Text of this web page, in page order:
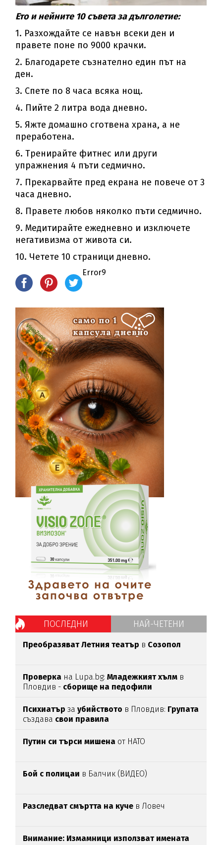
Ето и нейните 10 съвета за дълголетие:
1. Разхождайте се навън всеки ден и
правете поне по 9000 крачки.
2. Благодарете съзнателно един път на
ден.
3. Спете по 8 часа всяка нощ.
4. Пийте 2 литра вода дневно.
5. Яжте домашно сготвена храна, а не
преработена.
6. Тренирайте фитнес или други
упражнения 4 пъти седмично.
7. Прекарвайте пред екрана не повече от 3
часа дневно.
8. Правете любов няколко пъти седмично.
9. Медитирайте ежедневно и изключете
негативизма от живота си.
10. Четете 10 страници дневно.
Error9
ПОСЛЕДНИ НАЙ-ЧЕТЕНИ
Преобразяват Летния театър в Созопол
Проверка на Lupa.bg:Младежкият хълм в
Пловдив - сборище на педофили
Психиатър заубийството в Пловдив: Групата
създава свои правила
Путин си търси мишена от НАТО
Бой с полицаи в Балчик (ВИДЕО)
Разследват смъртта на куче в Ловеч
Внимание: Измамници използват имената